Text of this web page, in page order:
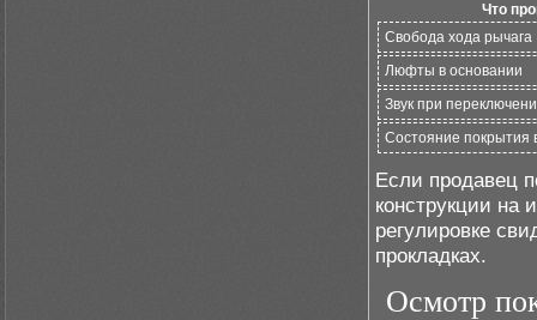
Что
Свобода хода рычага
Люфты в основании
Звук при
Состояние покрытия
Если продавец
конструкции на
регулировке
прокладках.
Осмотр